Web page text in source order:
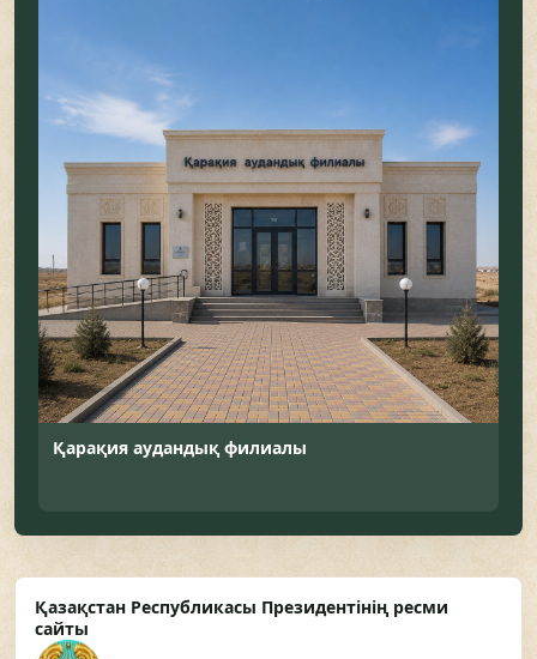
Қарақия аудандық филиалы
Қазақстан Республикасы Президентінің ресми
сайты